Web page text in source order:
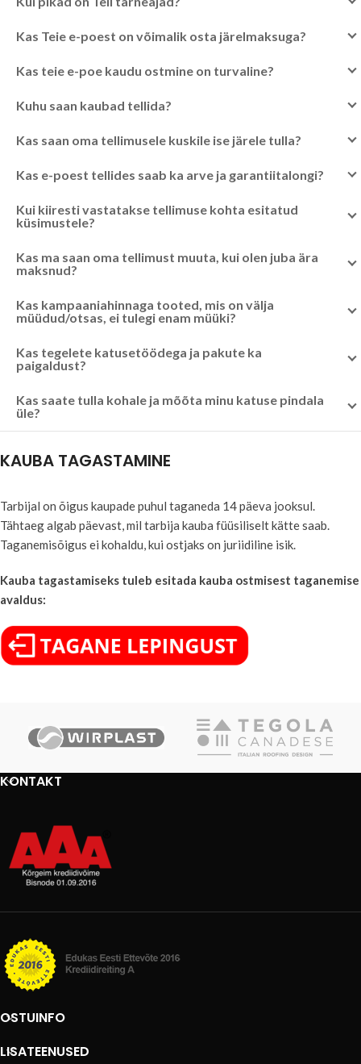
Kas Teie e-poest on võimalik osta järelmaksuga?
Kas teie e-poe kaudu ostmine on turvaline?
Kuhu saan kaubad tellida?
Kas saan oma tellimusele kuskile ise järele tulla?
Kas e-poest tellides saab ka arve ja garantiitalongi?
Kui kiiresti vastatakse tellimuse kohta esitatud
küsimustele?
Kas ma saan oma tellimust muuta, kui olen juba ära
maksnud?
Kas kampaaniahinnaga tooted, mis on välja
müüdud/otsas, ei tulegi enam müüki?
Kas tegelete katusetöödega ja pakute ka
paigaldust?
Kas saate tulla kohale ja mõõta minu katuse pindala
üle?
KAUBA TAGASTAMINE
Tarbijal on õigus kaupade puhul taganeda 14 päeva jooksul.
Tähtaeg algab päevast, mil tarbija kauba füüsiliselt kätte saab.
Taganemisõigus ei kohaldu, kui ostjaks on juriidiline isik.
Kauba tagastamiseks tuleb esitada kauba ostmisest taganemise
avaldus:
KONTAKT
OSTUINFO
LISATEENUSED